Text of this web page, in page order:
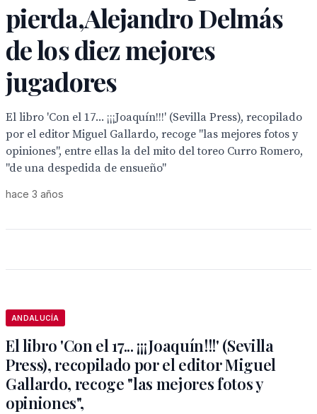
pierda,Alejandro Delmás
de los diez mejores
jugadores
El libro 'Con el 17... ¡¡¡Joaquín!!!' (Sevilla Press), recopilado
por el editor Miguel Gallardo, recoge "las mejores fotos y
opiniones", entre ellas la del mito del toreo Curro Romero,
"de una despedida de ensueño"
hace 3 años
ANDALUCÍA
El libro 'Con el 17... ¡¡¡Joaquín!!!' (Sevilla
Press), recopilado por el editor Miguel
Gallardo, recoge "las mejores fotos y
opiniones",